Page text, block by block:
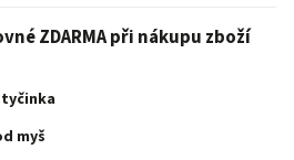
ZDARMA při nákupu zboží
myš